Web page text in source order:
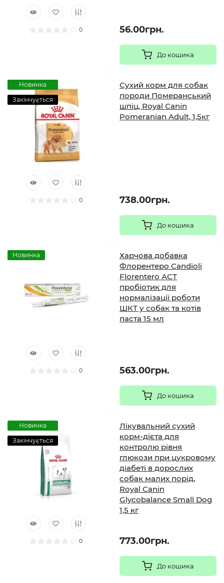
0 56.00грн.
До кошика
Новинка
Закінчується
0
Сухий корм для собак
породи Померанський
шпіц, Royal Canin
Pomeranian Adult, 1,5кг
738.00грн.
До кошика
Новинка
0
Харчова добавка
Флорентеро Candioli
Florentero АСТ
пробіотик для
нормалізації роботи
ШКТ у собак та котів
паста 15 мл
563.00грн.
До кошика
Новинка
Закінчується
0
Лікувальний сухий
корм-дієта для
контролю рівня
глюкози при цукровому
діабеті в дорослих
собак малих порід,
Royal Canin
Glycobalance Small Dog
1,5 кг
773.00грн.
До кошика